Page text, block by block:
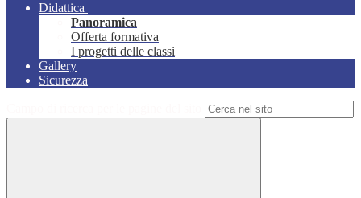
Didattica
Panoramica
Offerta formativa
I progetti delle classi
Gallery
Sicurezza